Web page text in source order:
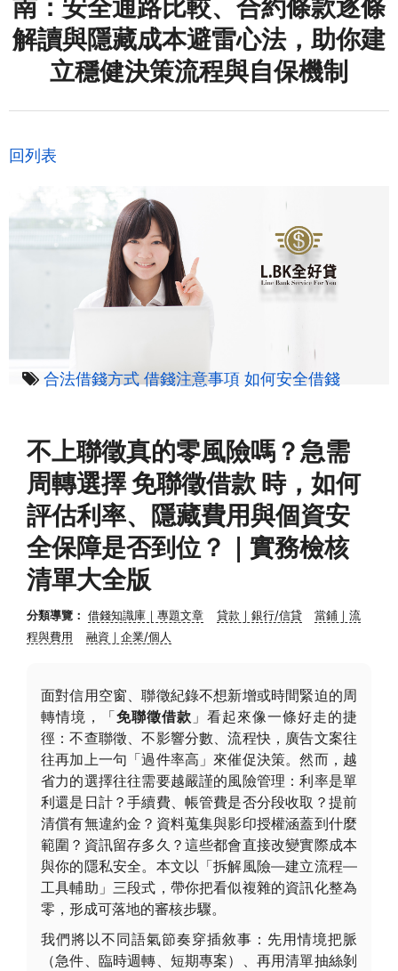
南：安全通路比較、合約條款逐條
解讀與隱藏成本避雷心法，助你建
立穩健決策流程與自保機制
回列表
合法借錢方式 借錢注意事項 如何安全借錢
不上聯徵真的零風險嗎？急需
周轉選擇 免聯徵借款 時，如何
評估利率、隱藏費用與個資安
全保障是否到位？｜實務檢核
清單大全版
分類導覽： 借錢知識庫｜專題文章 貸款｜銀行/信貸
當鋪｜流
程與費用
融資｜企業/個人
面對信用空窗、聯徵紀錄不想新增或時間緊迫的周
轉情境，「免聯徵借款 」看起來像一條好走的捷
徑：不查聯徵、不影響分數、流程快，廣告文案往
往再加上一句「過件率高」來催促決策。然而，越
省力的選擇往往需要越嚴謹的風險管理：利率是單
利還是日計？手續費、帳管費是否分段收取？提前
清償有無違約金？資料蒐集與影印授權涵蓋到什麼
範圍？資訊留存多久？這些都會直接改變實際成本
與你的隱私安全。本文以「拆解風險—建立流程—
工具輔助」三段式，帶你把看似複雜的資訊化整為
零，形成可落地的審核步驟。
我們將以不同語氣節奏穿插敘事：先用情境把脈
（急件、臨時週轉、短期專案）、再用清單抽絲剝